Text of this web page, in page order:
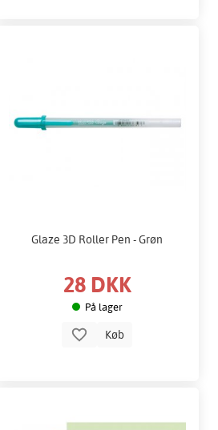
Glaze 3D Roller Pen - Grøn
28 DKK
På lager
Køb